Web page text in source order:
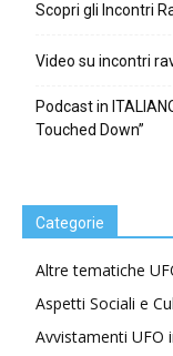
Scopri gli Incontri
Video su incontri
Podcast in
Touched Down”
Categorie
Altre tematiche
Aspetti Sociali e
Avvistamenti UFO